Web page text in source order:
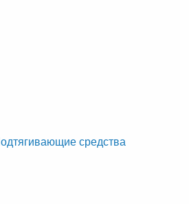
средства